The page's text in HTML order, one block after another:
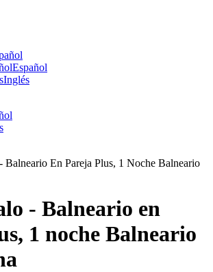
Español
Inglés
Balneario En Pareja Plus, 1 Noche Balneario
- Balneario en
1 noche Balneario